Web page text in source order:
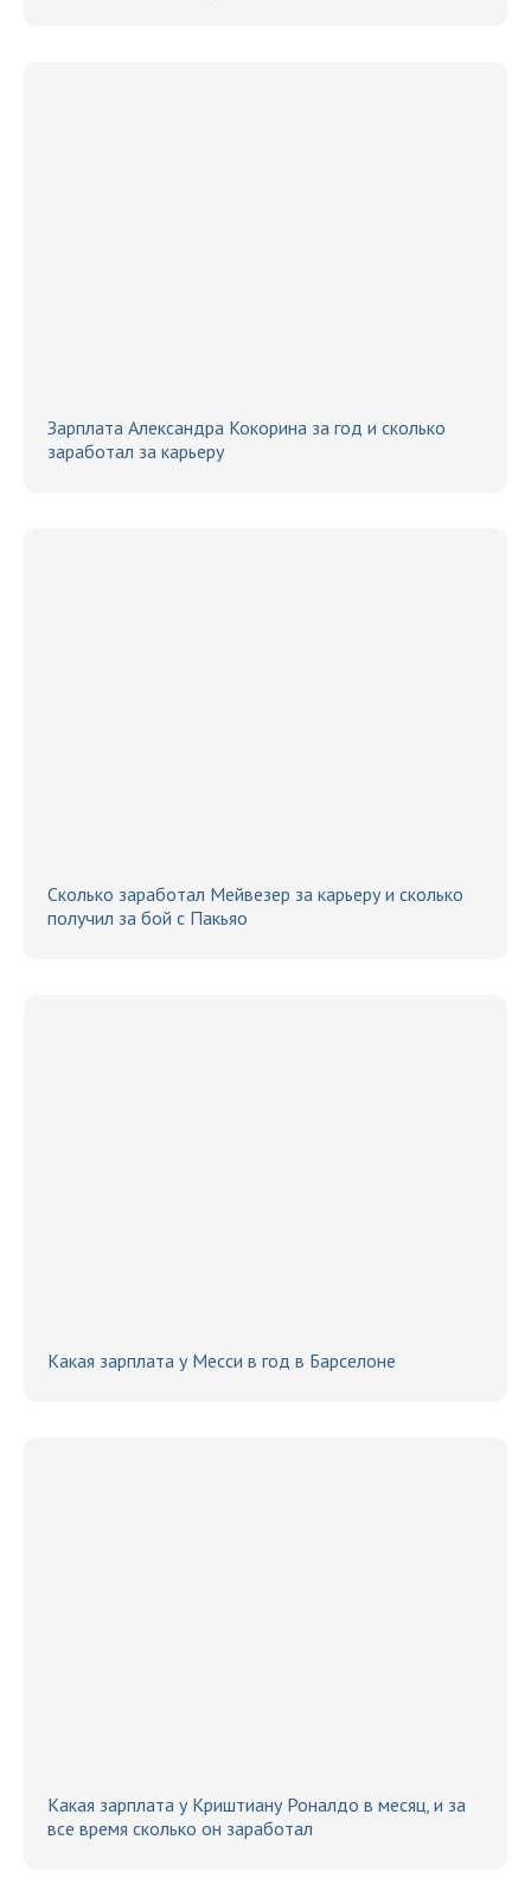
Зарплата Александра Кокорина за год и сколько
заработал за карьеру
Сколько заработал Мейвезер за карьеру и сколько
получил за бой с Пакьяо
Какая зарплата у Месси в год в Барселоне
Какая зарплата у Криштиану Роналдо в месяц, и за
все время сколько он заработал